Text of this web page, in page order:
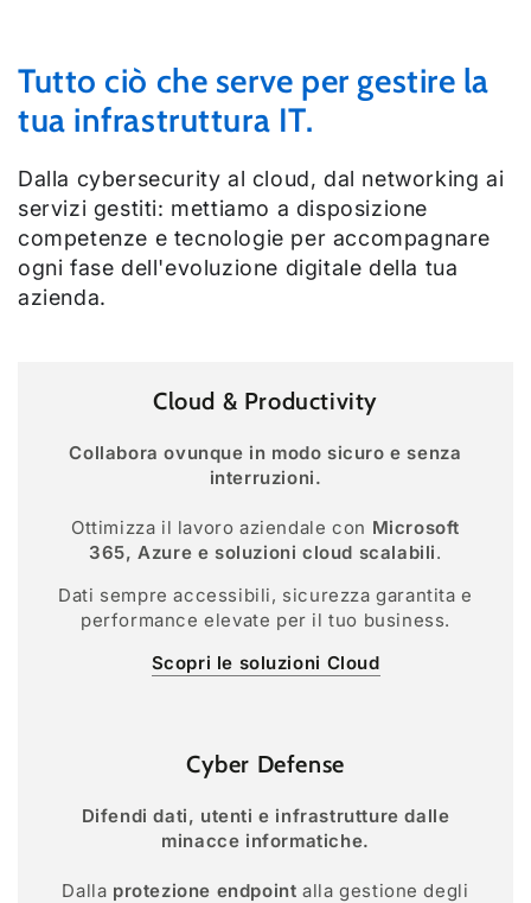
Tutto ciò che serve per gestire la
tua infrastruttura IT.
Dalla cybersecurity al cloud, dal networking ai
servizi gestiti: mettiamo a disposizione
competenze e tecnologie per accompagnare
ogni fase dell'evoluzione digitale della tua
azienda.
Cloud & Productivity
Collabora ovunque in modo sicuro e senza
interruzioni.
Ottimizza il lavoro aziendale con Microsoft
365, Azure e soluzioni cloud scalabili.
Dati sempre accessibili, sicurezza garantita e
performance elevate per il tuo business.
Scopri le soluzioni Cloud
Cyber Defense
Difendi dati, utenti e infrastrutture dalle
minacce informatiche.
Dalla protezione endpoint alla gestione degli